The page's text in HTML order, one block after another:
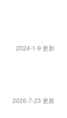
2024-1-9 更新
2026-7-23 更新